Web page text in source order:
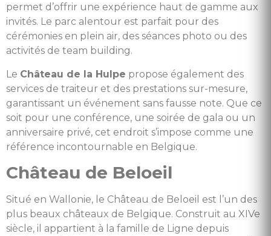
permet d’offrir une expérience haut de gamme aux
invités. Le parc alentour est parfait pour des
cérémonies en plein air, des séances photo ou des
activités de team building.
Le Château de la Hulpe propose également des
services de traiteur et des prestations sur-mesure,
garantissant un événement sans fausse note. Que ce
soit pour une conférence, une soirée de gala ou un
anniversaire privé, cet endroit s’impose comme une
référence incontournable en Belgique.
Château de Beloeil
Situé en Wallonie, le Château de Beloeil est l’un des
plus beaux châteaux de Belgique. Construit au XIVe
siècle, il appartient à la famille de Ligne depuis